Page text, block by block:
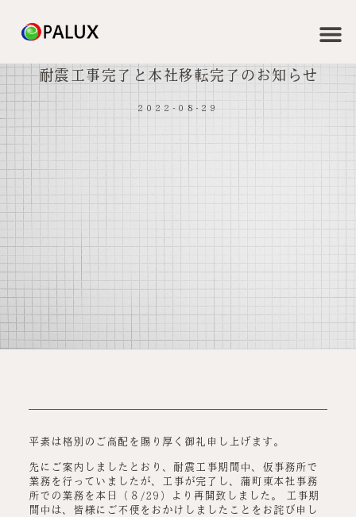
耐震工事完了と本社移転完了のお知らせ
2022-08-29
平素は格別のご高配を賜り厚く御礼申し上げます。
先にご案内しましたとおり、耐震工事期間中、仮事務所で
業務を行っていましたが、工事が完了し、蒲町東本社事務
所での業務を本日（８/29）より再開致しました。 工事期
間中は、皆様にご不便をおかけしましたことをお詫び申し